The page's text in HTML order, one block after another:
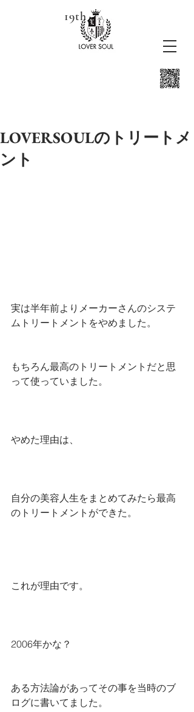
19th
LOVERSOULのトリートメ
ント
実は半年前よりメーカーさんのシステ
ムトリートメントをやめました。
もちろん最高のトリートメントだと思
って使っていました。
やめた理由は、
自分の美容人生をまとめてみたら最高
のトリートメントができた。
これが理由です。
2006年かな？
ある方法論があってその事を当時のブ
ログに書いてました。